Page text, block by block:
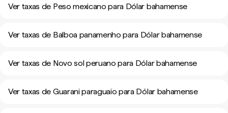
Ver taxas de Peso mexicano para Dólar bahamense
Ver taxas de Balboa panamenho para Dólar bahamense
Ver taxas de Novo sol peruano para Dólar bahamense
Ver taxas de Guarani paraguaio para Dólar bahamense